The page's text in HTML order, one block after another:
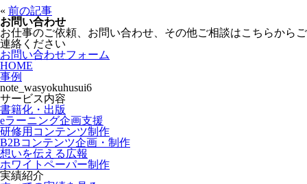
« 前の記事
お問い合わせ
お仕事のご依頼、お問い合わせ、その他ご相談はこちらからご
連絡ください
お問い合わせフォーム
HOME
事例
note_wasyokuhusui6
サービス内容
書籍化・出版
eラーニング企画支援
研修用コンテンツ制作
B2Bコンテンツ企画・制作
想いを伝える広報
ホワイトペーパー制作
実績紹介